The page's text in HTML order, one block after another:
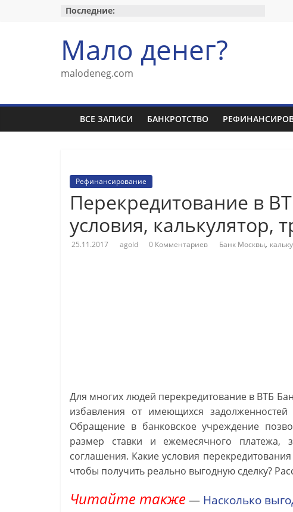
Последние:
Мало денег?
malodeneg.com
ВСЕ ЗАПИСИ БАНКРОТСТВО
Рефинансирование
Перекредитование в
условия, калькулятор,
25.11.2017 agold 0 Комментариев Банк Москвы,
Для многих людей перекредитование в ВТБ
избавления от имеющихся
Обращение в банковское учреждение
размер ставки и ежемесячного платежа,
соглашения. Какие условия
чтобы получить реально выгодную сделку?
Читайте также — Насколько